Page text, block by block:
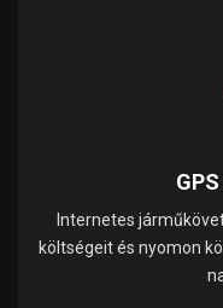
Internetes
költségeit és nyomon